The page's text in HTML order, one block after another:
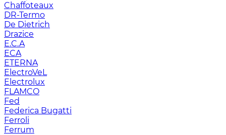
Chaffoteaux
DR-Termo
De Dietrich
Drazice
E.C.A
ECA
ETERNA
ElectroVeL
Electrolux
FLAMCO
Fed
Federica Bugatti
Ferroli
Ferrum